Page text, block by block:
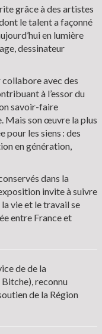
grâce à des artistes
le talent a façonné
en lumière
dessinateur
collabore avec des
à l’essor du
savoir-faire
Mais son œuvre la plus
pour les siens : des
en génération,
dans la
invite à suivre
vie et le travail se
entre France et
de de la
reconnu
de la Région